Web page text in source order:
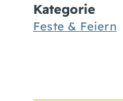
Kategorie
Feste & Feiern